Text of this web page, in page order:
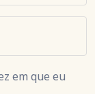
em que eu